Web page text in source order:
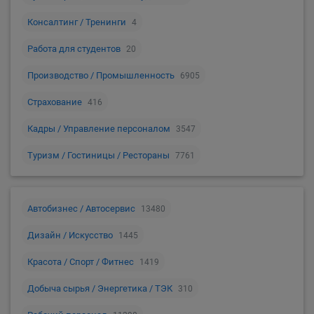
Консалтинг / Тренинги 4
Работа для студентов 20
Производство / Промышленность 6905
Страхование 416
Кадры / Управление персоналом 3547
Туризм / Гостиницы / Рестораны 7761
Автобизнес / Автосервис 13480
Дизайн / Искусство 1445
Красота / Спорт / Фитнес 1419
Добыча сырья / Энергетика / ТЭК 310